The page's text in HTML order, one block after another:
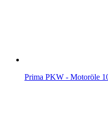
Prima PKW - Motoröle